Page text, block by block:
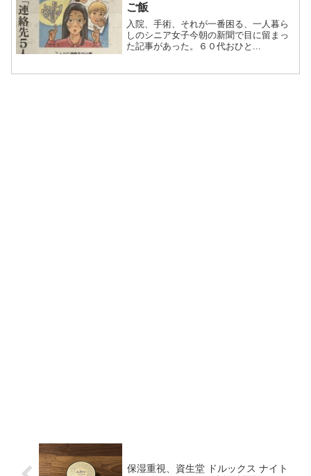
ご飯
入院、手術、それが一番困る、一人暮ら
しのシニア女子今朝の新聞で目に留まっ
た記事があった。６０代おひと...
保湿重視、資生堂 ドルックス ナイト